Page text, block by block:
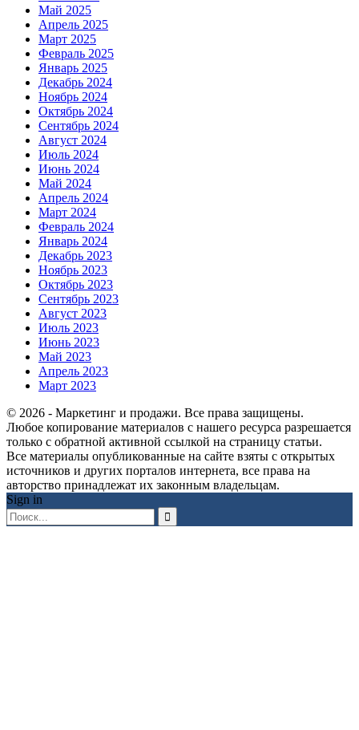
Май 2025
Апрель 2025
Март 2025
Февраль 2025
Январь 2025
Декабрь 2024
Ноябрь 2024
Октябрь 2024
Сентябрь 2024
Август 2024
Июль 2024
Июнь 2024
Май 2024
Апрель 2024
Март 2024
Февраль 2024
Январь 2024
Декабрь 2023
Ноябрь 2023
Октябрь 2023
Сентябрь 2023
Август 2023
Июль 2023
Июнь 2023
Май 2023
Апрель 2023
Март 2023
© 2026 - Маркетинг и продажи. Все права защищены.
Любое копирование материалов с нашего ресурса разрешается
только с обратной активной ссылкой на страницу статьи.
Все материалы опубликованные на сайте взяты с открытых
источников и других порталов интернета, все права на
авторство принадлежат их законным владельцам.
Sign in